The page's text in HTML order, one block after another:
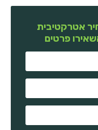
אטרקטיבית
פרטים